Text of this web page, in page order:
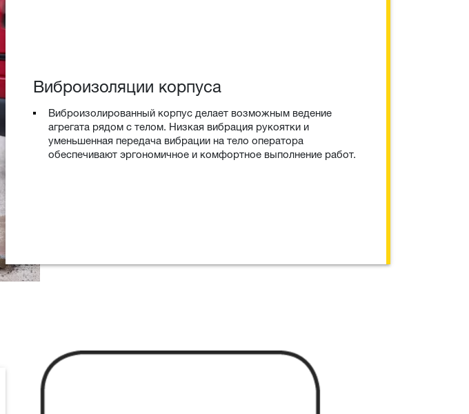
Виброизоляции корпуса
Виброизолированный корпус делает возможным ведение
агрегата рядом с телом. Низкая вибрация рукоятки и
уменьшенная передача вибрации на тело оператора
обеспечивают эргономичное и комфортное выполнение работ.